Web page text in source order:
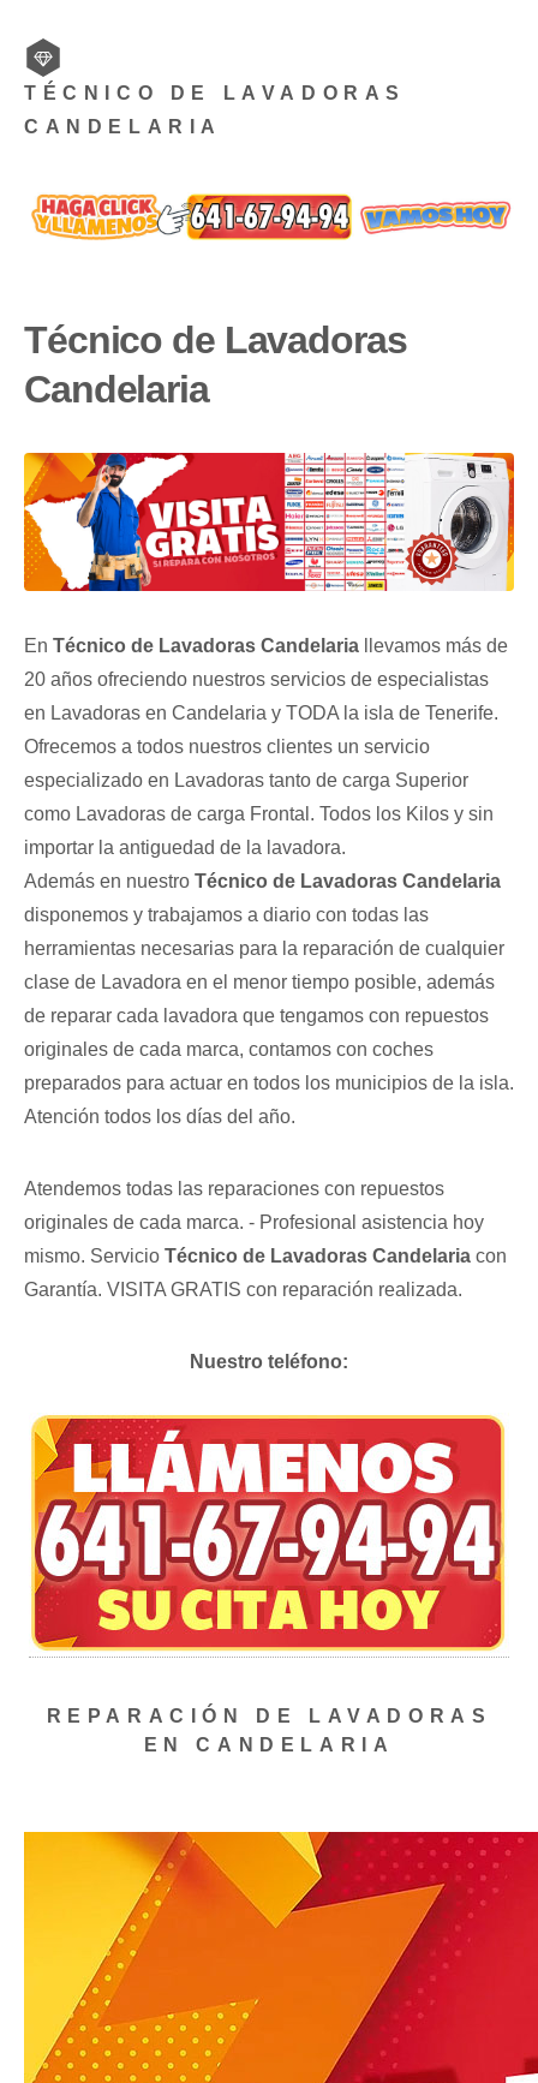
TÉCNICO DE LAVADORAS
CANDELARIA
Técnico de Lavadoras
Candelaria
En Técnico de Lavadoras Candelaria llevamos más de
20 años ofreciendo nuestros servicios de especialistas
en Lavadoras en Candelaria y TODA la isla de Tenerife.
Ofrecemos a todos nuestros clientes un servicio
especializado en Lavadoras tanto de carga Superior
como Lavadoras de carga Frontal. Todos los Kilos y sin
importar la antiguedad de la lavadora.
Además en nuestro Técnico de Lavadoras Candelaria
disponemos y trabajamos a diario con todas las
herramientas necesarias para la reparación de cualquier
clase de Lavadora en el menor tiempo posible, además
de reparar cada lavadora que tengamos con repuestos
originales de cada marca, contamos con coches
preparados para actuar en todos los municipios de la isla.
Atención todos los días del año.
Atendemos todas las reparaciones con repuestos
originales de cada marca. - Profesional asistencia hoy
mismo. Servicio Técnico de Lavadoras Candelaria con
Garantía. VISITA GRATIS con reparación realizada.
Nuestro teléfono:
REPARACIÓN DE LAVADORAS
EN CANDELARIA